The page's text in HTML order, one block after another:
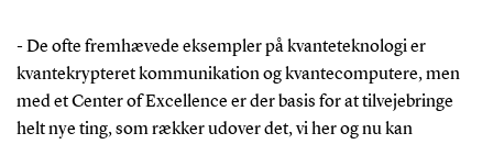
- De ofte fremhævede eksempler på kvanteteknologi er
kvantekrypteret kommunikation og kvantecomputere, men
med et Center of Excellence er der basis for at tilvejebringe
helt nye ting, som rækker udover det, vi her og nu kan